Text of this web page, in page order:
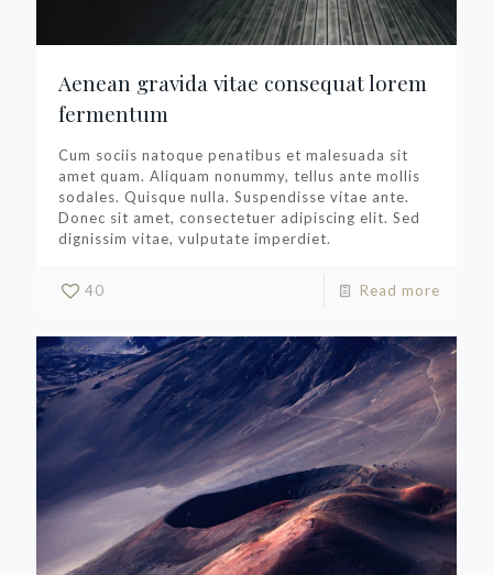
Aenean gravida vitae consequat lorem
fermentum
Cum sociis natoque penatibus et malesuada sit
amet quam. Aliquam nonummy, tellus ante mollis
sodales. Quisque nulla. Suspendisse vitae ante.
Donec sit amet, consectetuer adipiscing elit. Sed
dignissim vitae, vulputate imperdiet.
40 Read more